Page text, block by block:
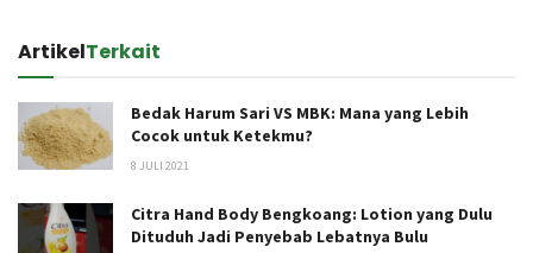
ArtikelTerkait
Bedak Harum Sari VS MBK: Mana yang Lebih
Cocok untuk Ketekmu?
8 JULI 2021
Citra Hand Body Bengkoang: Lotion yang Dulu
Dituduh Jadi Penyebab Lebatnya Bulu